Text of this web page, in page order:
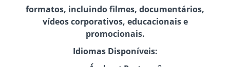
formatos, incluindo filmes, documentários,
vídeos corporativos, educacionais e
promocionais.
Idiomas Disponíveis: